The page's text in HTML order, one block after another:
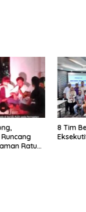
8 Tim Berlaga
Eksekutif